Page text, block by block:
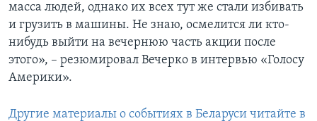
масса людей, однако их всех тут же стали избивать
и грузить в машины. Не знаю, осмелится ли кто-
нибудь выйти на вечернюю часть акции после
этого», – резюмировал Вечерко в интервью «Голосу
Америки».
Другие материалы о событиях в Беларуси читайте в